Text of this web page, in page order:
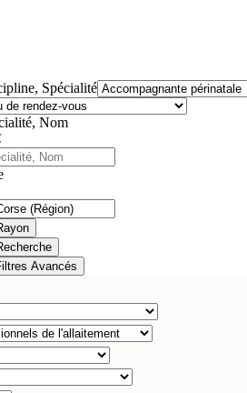
Spécialité
Nom
Avancés